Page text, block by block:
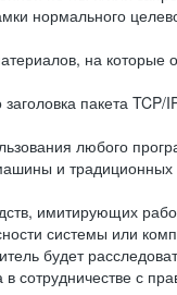
нормального
на
пакета
любого
и
имитирующих
системы или
будет
в сотрудничестве с